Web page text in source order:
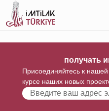
получать
Присоединяйтесь к
курсе наших новых